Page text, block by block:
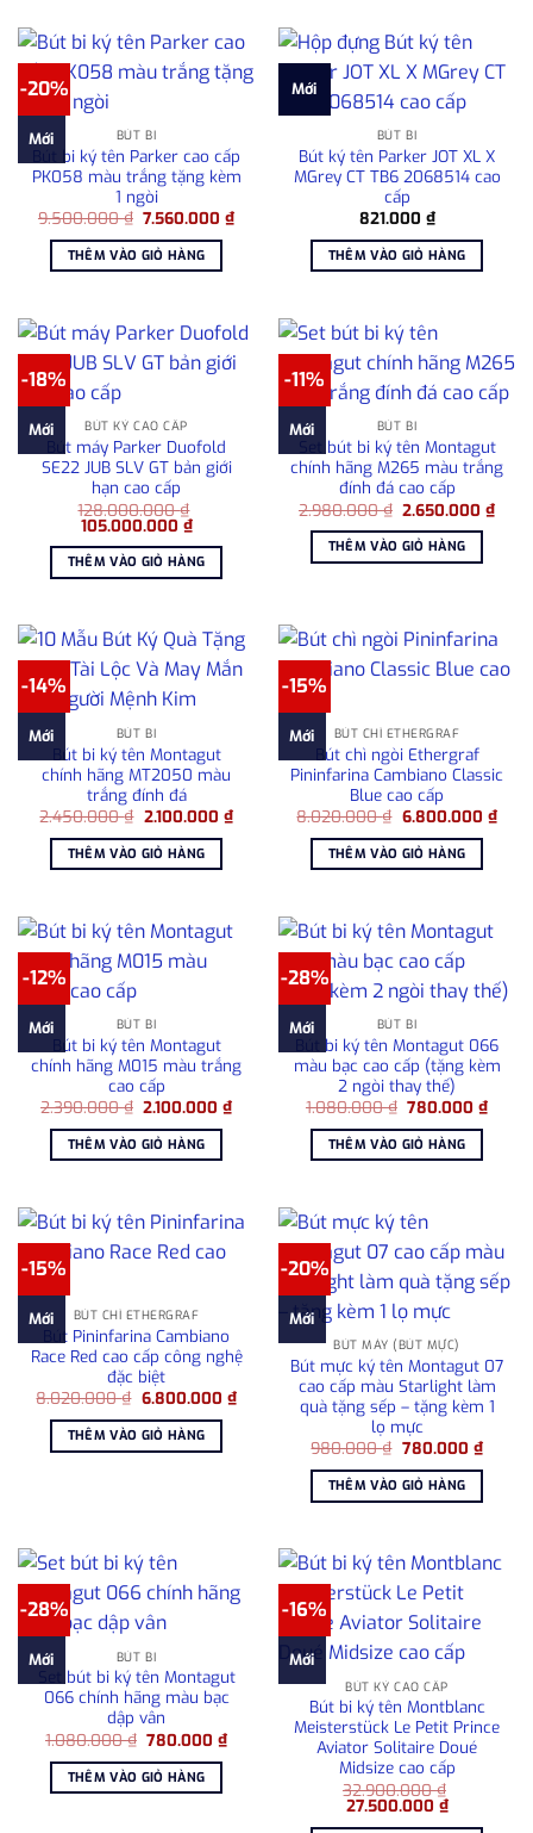
-20%
Mới BÚT BI
Bút bi ký tên Parker cao cấp
PK058 màu trắng tặng kèm
1 ngòi
9.500.000₫ Giá
là:
9.500.000 ₫.
7.560.000₫Giá
hiện
7.560.000 ₫.
THÊM VÀO GIỎ HÀNG
Mới
BÚT BI
Bút ký tên Parker JOT XL X
MGrey CT TB6 2068514 cao
cấp
821.000 ₫
THÊM VÀO GIỎ HÀNG
-18%
Mới BÚT KÝ CAO CẤP
Bút máy Parker Duofold
SE22 JUB SLV GT bản giới
hạn cao cấp
128.000.000₫
Giá
là:
128.000.000 ₫.
105.000.000 ₫Giá
hiện
tại
là:
105.000.000 ₫.
THÊM VÀO GIỎ HÀNG
-11%
Mới BÚT BI
Set bút bi ký tên Montagut
chính hãng M265 màu trắng
đính đá cao cấp
2.980.000₫ Giá
là:
2.980.000 ₫.
2.650.000₫Giá
hiện
THÊM VÀO GIỎ HÀNG
-14%
Mới BÚT BI
Bút bi ký tên Montagut
chính hãng MT2050 màu
trắng đính đá
2.450.000₫ Giá
là:
2.450.000 ₫.
2.100.000 ₫Giá
hiện
2.100.000 ₫.
THÊM VÀO GIỎ HÀNG
-15%
Mới BÚT CHÌ ETHERGRAF
Bút chì ngòi Ethergraf
Pininfarina Cambiano Classic
Blue cao cấp
8.020.000₫ Giá
là:
8.020.000 ₫.
6.800.000 ₫Giá
hiện
THÊM VÀO GIỎ HÀNG
-12%
Mới BÚT BI
Bút bi ký tên Montagut
chính hãng M015 màu trắng
cao cấp
2.390.000₫ Giá
là:
2.390.000 ₫.
2.100.000₫Giá
hiện
2.100.000 ₫.
THÊM VÀO GIỎ HÀNG
-28%
Mới BÚT BI
Bút bi ký tên Montagut 066
màu bạc cao cấp (tặng kèm
2 ngòi thay thế)
1.080.000₫ Giá
là:
1.080.000 ₫.
780.000₫Giá
hiện
THÊM VÀO GIỎ HÀNG
-15%
Mới BÚT CHÌ ETHERGRAF
Bút Pininfarina Cambiano
Race Red cao cấp công nghệ
đặc biệt
8.020.000₫ Giá
là:
8.020.000 ₫.
6.800.000 ₫Giá
6.800.000 ₫.
THÊM VÀO GIỎ HÀNG
-20%
Mới
BÚT MÁY (BÚT MỰC)
Bút mực ký tên Montagut 07
cao cấp màu Starlight làm
quà tặng sếp – tặng kèm 1
lọ mực
980.000₫ Giá
là:
980.000 ₫.
780.000 ₫Giá
THÊM VÀO GIỎ HÀNG
-28%
Mới BÚT BI
Set bút bi ký tên Montagut
066 chính hãng màu bạc
dập vân
1.080.000₫ Giá
là:
1.080.000 ₫.
780.000₫Giá
hiện
THÊM VÀO GIỎ HÀNG
-16%
Mới
BÚT KÝ CAO CẤP
Bút bi ký tên Montblanc
Meisterstück Le Petit Prince
Aviator Solitaire Doué
Midsize cao cấp
32.900.000₫
Giá
27.500.000 ₫Giá
hiện